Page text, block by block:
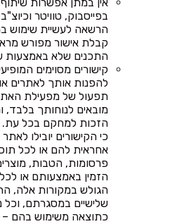
בפייסבוק, טוויטר
הרשאה לעשיית שימוש
קבלת אישור מפורש
התכנים שלא באמצעות
קישורים מסוימים
להפנות אותך לאתרים
תפעול של מפעילת
מובאים לנוחותך
הזכות למחקם בכל עת.
כי הקישורים יובילו
אחראית להם או לכל
פרסומות, הטבות,
הזמין באמצעותם או
הגולש במקורות אלה,
שלישיים במסגרתם, וכל
כתוצאה משימוש בהם –